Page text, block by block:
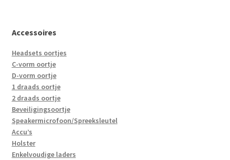
Accessoires
Headsets oortjes
C-vorm oortje
D-vorm oortje
1 draads oortje
2 draads oortje
Beveiligingsoortje
Speakermicrofoon/Spreeksleutel
Accu’s
Holster
Enkelvoudige laders